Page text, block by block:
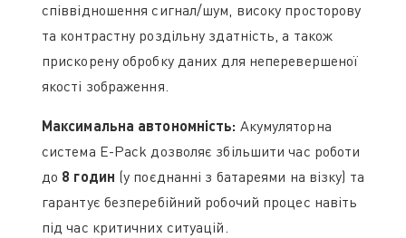
співвідношення сигнал/шум, високу просторову
та контрастну роздільну здатність, а також
прискорену обробку даних для неперевершеної
якості зображення.
Максимальна автономність: Акумуляторна
система E-Pack дозволяє збільшити час роботи
до 8 годин (у поєднанні з батареями на візку) та
гарантує безперебійний робочий процес навіть
під час критичних ситуацій.